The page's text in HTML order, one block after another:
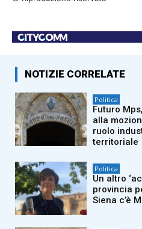
NOTIZIE CORRELATE
Politica
Futuro
alla
ruolo
territoriale
Politica
Un altro
provincia
Siena c’è